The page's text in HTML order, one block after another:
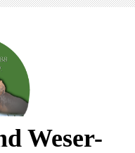
Weser-